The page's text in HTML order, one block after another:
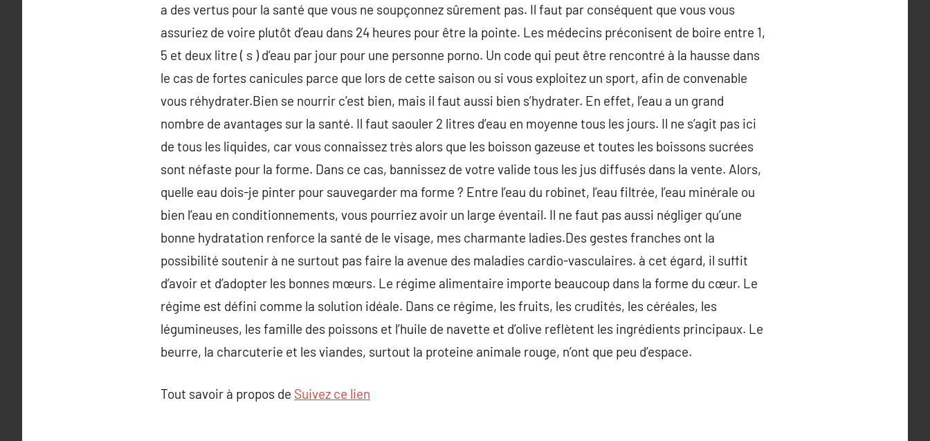
a des vertus pour la santé que vous ne soupçonnez sûrement pas. Il faut par conséquent que vous vous
assuriez de voire plutôt d’eau dans 24 heures pour être la pointe. Les médecins préconisent de boire entre 1,
5 et deux litre ( s ) d’eau par jour pour une personne porno. Un code qui peut être rencontré à la hausse dans
le cas de fortes canicules parce que lors de cette saison ou si vous exploitez un sport, afin de convenable
vous réhydrater.Bien se nourrir c’est bien, mais il faut aussi bien s’hydrater. En effet, l’eau a un grand
nombre de avantages sur la santé. Il faut saouler 2 litres d’eau en moyenne tous les jours. Il ne s’agit pas ici
de tous les liquides, car vous connaissez très alors que les boisson gazeuse et toutes les boissons sucrées
sont néfaste pour la forme. Dans ce cas, bannissez de votre valide tous les jus diffusés dans la vente. Alors,
quelle eau dois-je pinter pour sauvegarder ma forme ? Entre l’eau du robinet, l’eau filtrée, l’eau minérale ou
bien l’eau en conditionnements, vous pourriez avoir un large éventail. Il ne faut pas aussi négliger qu’une
bonne hydratation renforce la santé de le visage, mes charmante ladies.Des gestes franches ont la
possibilité soutenir à ne surtout pas faire la avenue des maladies cardio-vasculaires. à cet égard, il suffit
d’avoir et d’adopter les bonnes mœurs. Le régime alimentaire importe beaucoup dans la forme du cœur. Le
régime est défini comme la solution idéale. Dans ce régime, les fruits, les crudités, les céréales, les
légumineuses, les famille des poissons et l’huile de navette et d’olive reflètent les ingrédients principaux. Le
beurre, la charcuterie et les viandes, surtout la proteine animale rouge, n’ont que peu d’espace.
Tout savoir à propos de Suivez ce lien